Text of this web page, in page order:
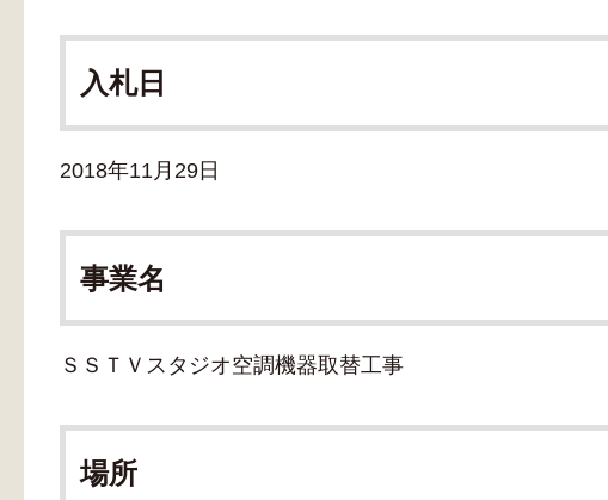
入札日
2018年11月29日
事業名
ＳＳＴＶスタジオ空調機器取替工事
場所